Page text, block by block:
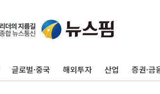
글로벌·중국 해외투자 산업 증권·금